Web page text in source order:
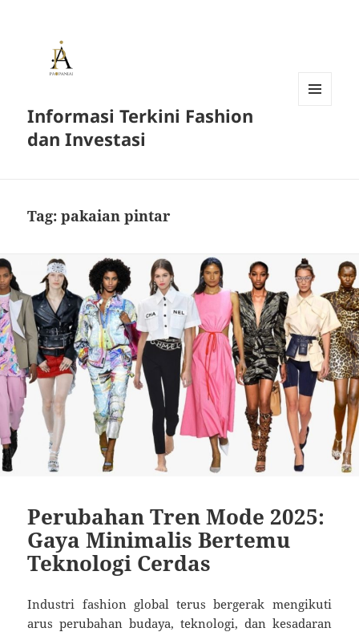
Informasi Terkini Fashion
dan Investasi
Tag:pakaian pintar
Perubahan Tren Mode 2025:
Gaya Minimalis Bertemu
Teknologi Cerdas
Industri fashion global terus bergerak mengikuti
arus perubahan budaya, teknologi, dan kesadaran